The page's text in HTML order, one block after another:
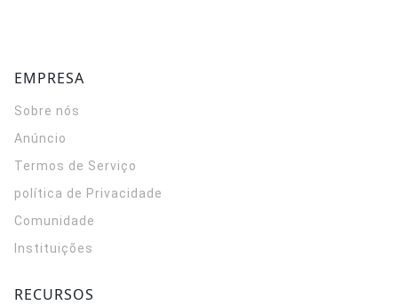
EMPRESA
Sobre nós
Anúncio
Termos de Serviço
política de Privacidade
Comunidade
Instituições
RECURSOS